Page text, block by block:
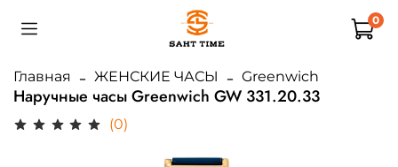
0
Главная ЖЕНСКИЕ ЧАСЫ Greenwich
Наручные часы Greenwich GW 331.20.33
(0)